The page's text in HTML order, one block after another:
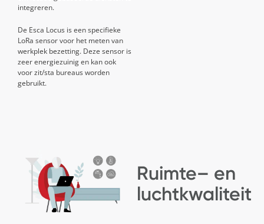
integreren.
De Esca Locus is een specifieke
LoRa sensor voor het meten van
werkplek bezetting. Deze sensor is
zeer energiezuinigen kan ook
voor zit/sta bureaus worden
gebruikt.
Ruimte– en
luchtkwaliteit